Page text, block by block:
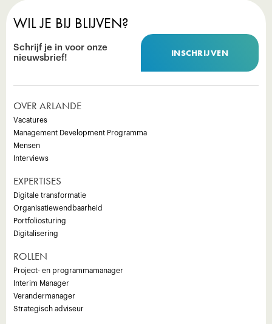
WIL JE BIJ BLIJVEN?
Schrijf je in voor onze
nieuwsbrief!
INSCHRIJVEN
OVER ARLANDE
Vacatures
Management Development Programma
Mensen
Interviews
EXPERTISES
Digitale transformatie
Organisatiewendbaarheid
Portfoliosturing
Digitalisering
ROLLEN
Project- en programmamanager
Interim Manager
Verandermanager
Strategisch adviseur